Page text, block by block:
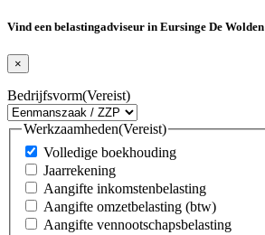
Vind een belastingadviseur in Eursinge De Wolden
×
Bedrijfsvorm(Vereist)
Werkzaamheden(Vereist)
Volledige boekhouding
Jaarrekening
Aangifte inkomstenbelasting
Aangifte omzetbelasting (btw)
Aangifte vennootschapsbelasting